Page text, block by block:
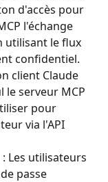
d'accès pour
l'échange
utilisant le flux
confidentiel.
client Claude
le serveur MCP
pour
via l'API
: Les utilisateurs
passe